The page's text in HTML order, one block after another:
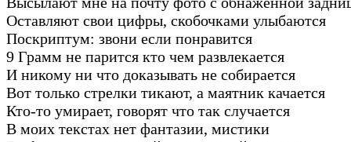
Оставляют свои цифры, скобочками улыбаются
Поскриптум: звони если понравится
9 Грамм не парится кто чем развлекается
И никому ни что доказывать не собирается
Вот только стрелки тикают, а маятник качается
Кто-то умирает, говорят что так случается
В моих текстах нет фантазии, мистики